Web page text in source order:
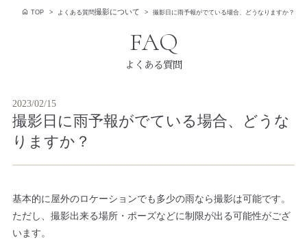
TOP よくある質問撮影について 撮影日に雨予報がでている場合、どうなりますか？
よくある質問
2023/02/15
撮影日に雨予報がでている場合、どうな
りますか？
基本的に屋外のロケーションでも多少の雨なら撮影は可能です。
ただし、撮影出来る場所・ポーズなどに制限が出る可能性がござ
います。